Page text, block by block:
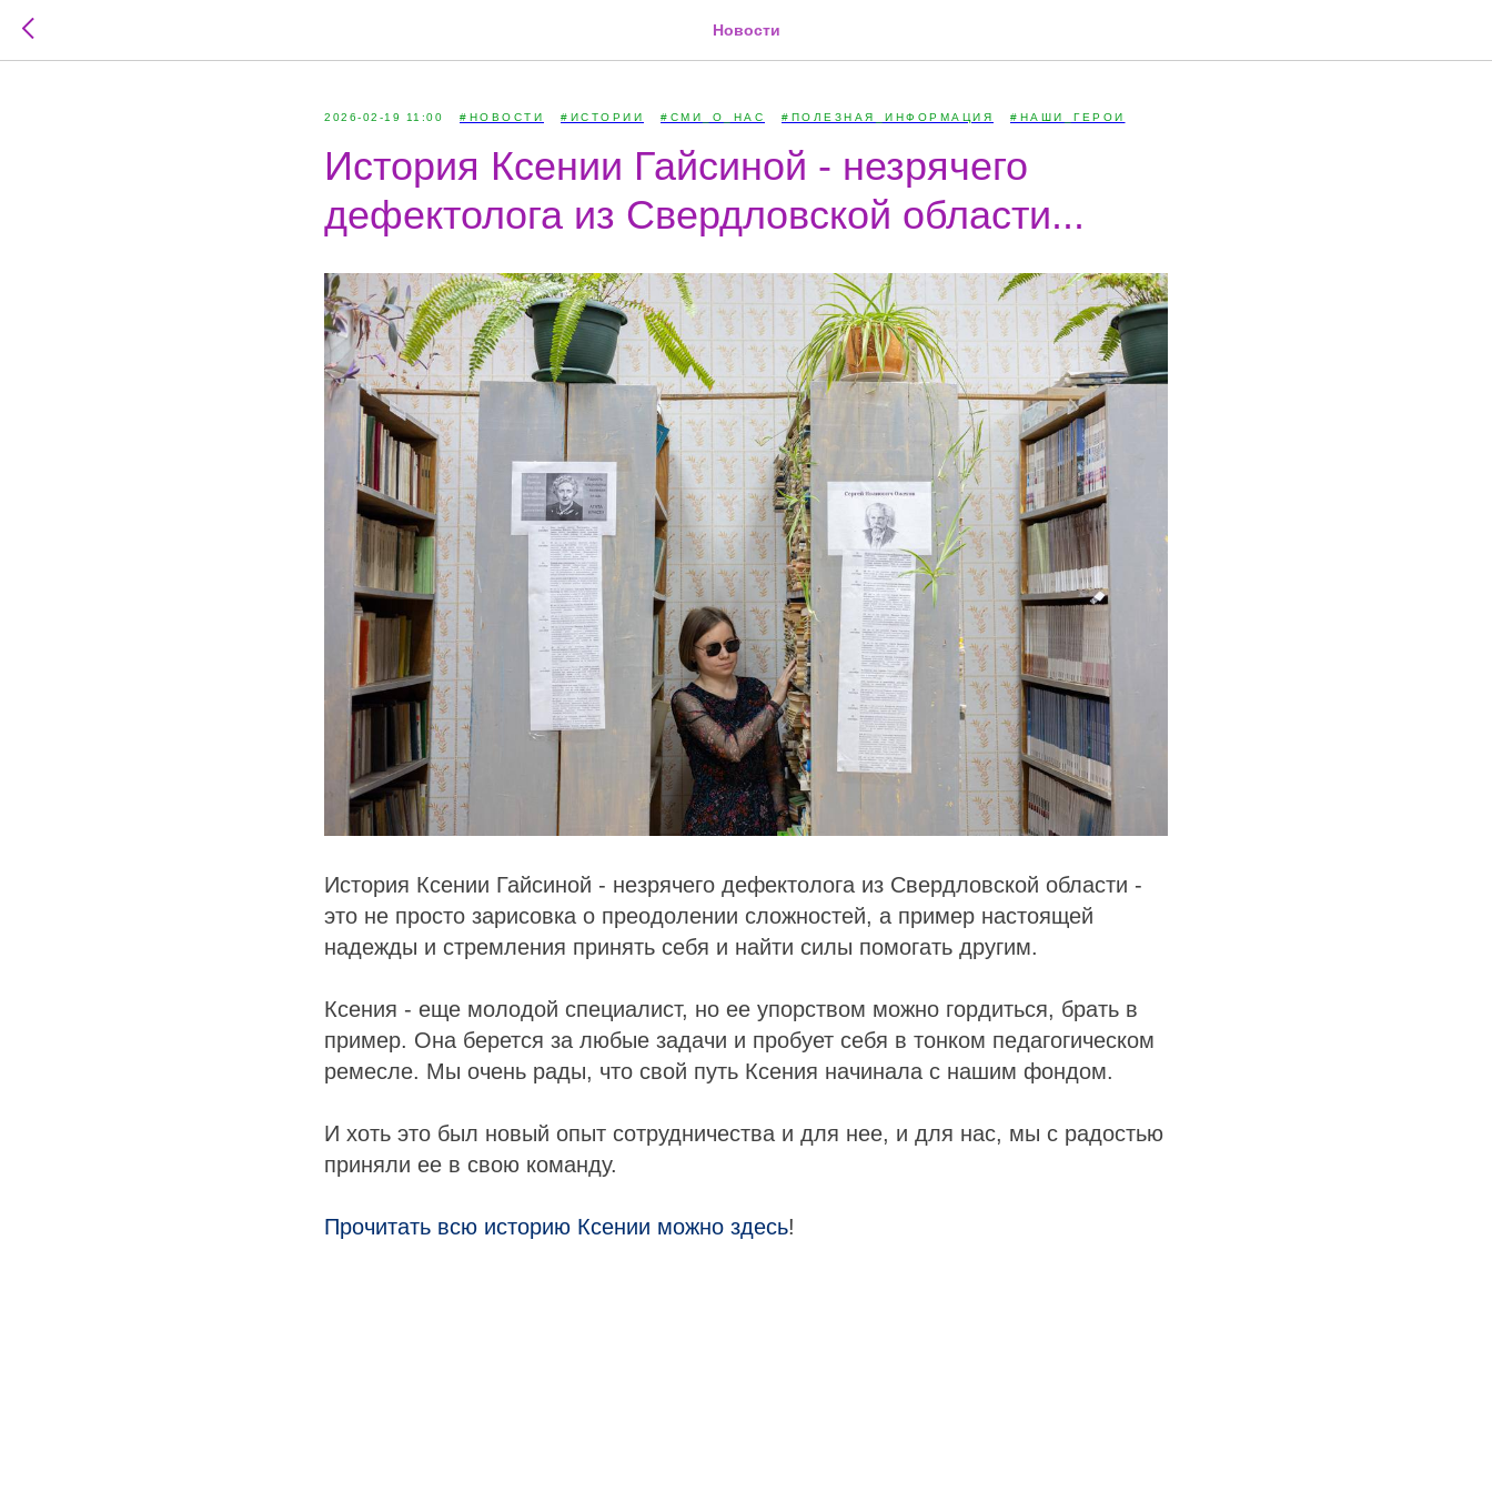
Новости
2026-02-19 11:00 #НОВОСТИ #ИСТОРИИ #СМИ_О_НАС #ПОЛЕЗНАЯ_ИНФОРМАЦИЯ #НАШИ_ГЕРОИ
История Ксении Гайсиной - незрячего
дефектолога из Свердловской области...
История Ксении Гайсиной - незрячего дефектолога из Свердловской области -
это не просто зарисовка о преодолении сложностей, а пример настоящей
надежды и стремления принять себя и найти силы помогать другим.
Ксения - еще молодой специалист, но ее упорством можно гордиться, брать в
пример. Она берется за любые задачи и пробует себя в тонком педагогическом
ремесле. Мы очень рады, что свой путь Ксения начинала с нашим фондом.
И хоть это был новый опыт сотрудничества и для нее, и для нас, мы с радостью
приняли ее в свою команду.
Прочитать всю историю Ксении можно здесь!